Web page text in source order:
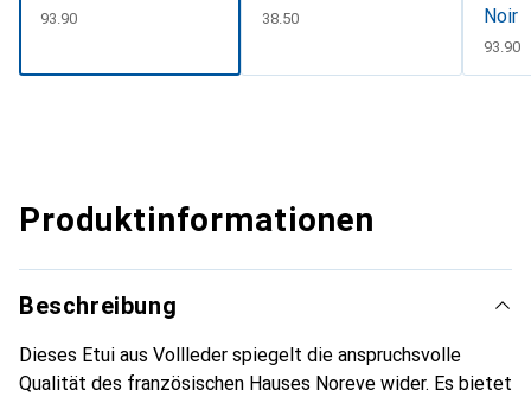
CHF
93.90 CHF
38.50
Noir
CHF
93.90
Produktinformationen
Beschreibung
Dieses Etui aus Vollleder spiegelt die anspruchsvolle
Qualität des französischen Hauses Noreve wider. Es bietet